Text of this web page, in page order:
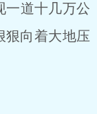
道十几万公
狠向着大地压